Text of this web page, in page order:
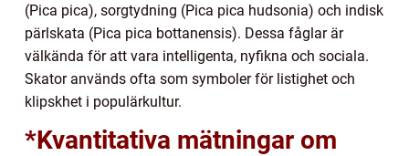
(Pica pica), sorgtydning (Pica pica hudsonia) och indisk
pärlskata (Pica pica bottanensis). Dessa fåglar är
välkända för att vara intelligenta, nyfikna och sociala.
Skator används ofta som symboler för listighet och
klipskhet i populärkultur.
*Kvantitativa mätningar om